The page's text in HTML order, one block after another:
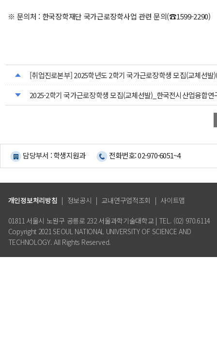
※ 문의처 : 한국장학재단 국가근로장학사업 관련 문의(☎1599-2290)
[취업진로본부] 2025학년도 2학기 국가근로장학생 모집(교체선발
2025-2학기 국가근로장학생 모집(교체선발)_한국전시산업융합연
담당부서 : 학생지원과 전화번호: 02-970-6051~4
개인정보처리방침 | 정보공시 | 교내연구업적조회 | 사이트맵
01811 서울시 노원구 공릉로 232 서울과학기술대학교 | TEL. (02) 970.6114
Copyright 2021 SEOUL NATIONAL UNIVERSITY OF SCIENCE AND
TECHNOLOGY. All Rights Reserved.